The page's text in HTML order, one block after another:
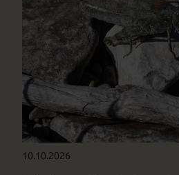
10.10.2026